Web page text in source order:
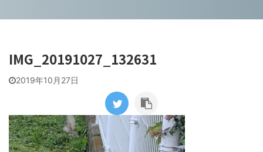
IMG_20191027_132631
2019年10月27日